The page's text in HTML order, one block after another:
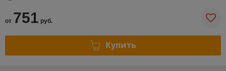
от 751 руб.
Купить